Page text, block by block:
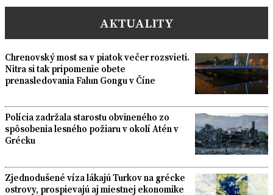
AKTUALITY
Chrenovský most sa v piatok večer rozsvieti.
Nitra si tak pripomenie obete
prenasledovania Falun Gongu v Číne
Polícia zadržala starostu obvineného zo
spôsobenia lesného požiaru v okolí Atén v
Grécku
Zjednodušené víza lákajú Turkov na grécke
ostrovy, prospievajú aj miestnej ekonomike